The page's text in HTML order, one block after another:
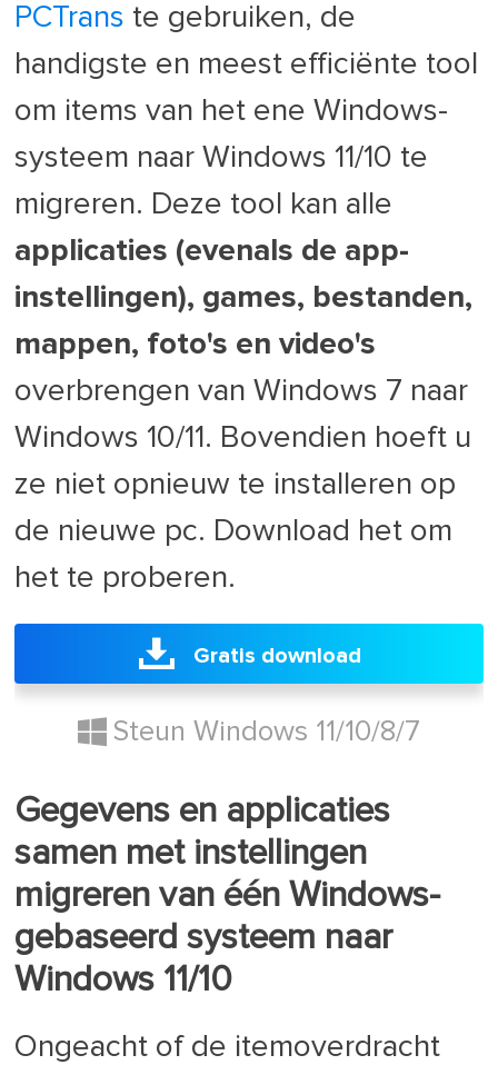
PCTrans te gebruiken, de
handigste en meest efficiënte tool
om items van het ene Windows-
systeem naar Windows 11/10 te
migreren. Deze tool kan alle
applicaties (evenals de app-
instellingen), games, bestanden,
mappen, foto's en video's
overbrengen van Windows 7 naar
Windows 10/11. Bovendien hoeft u
ze niet opnieuw te installeren op
de nieuwe pc. Download het om
het te proberen.
Gratis download
Steun Windows 11/10/8/7
Gegevens en applicaties
samen met instellingen
migreren van één Windows-
gebaseerd systeem naar
Windows 11/10
Ongeacht of de itemoverdracht